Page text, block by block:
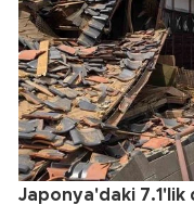
Japonya'daki 7.1'lik